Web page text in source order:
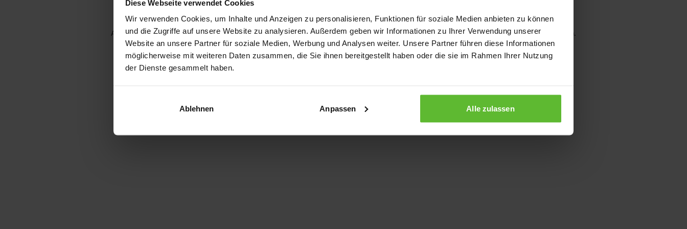
Diese Webseite verwendet Cookies
Wir verwenden Cookies, um Inhalte und Anzeigen zu personalisieren, Funktionen für soziale Medien anbieten zu können
und die Zugriffe auf unsere Website zu analysieren. Außerdem geben wir Informationen zu Ihrer Verwendung unserer
Website an unsere Partner für soziale Medien, Werbung und Analysen weiter. Unsere Partner führen diese Informationen
möglicherweise mit weiteren Daten zusammen, die Sie ihnen bereitgestellt haben oder die sie im Rahmen Ihrer Nutzung
der Dienste gesammelt haben.
Ablehnen Anpassen Alle zulassen
Application error: a client-side exception has occurred while loading www.kurzwego.de (see the browser console for more information).